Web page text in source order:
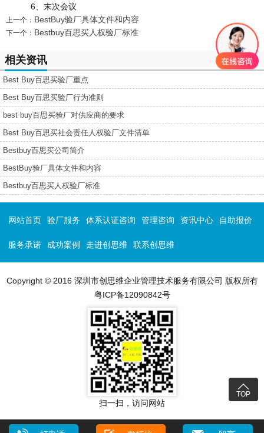
6、末次会议
上一个： BestBuy验厂具体文件和内容
下一个： Bestbuy百思买人权验厂标准
相关资讯
Best Buy百思买验厂重点
Best Buy百思买验厂行为准则
best buy百思买验厂对供应商的要求
Best Buy百思买社会责任人权验厂文件清单
Bestbuy百思买公司简介
BestBuy验厂具体文件和内容
Bestbuy百思买人权验厂标准

TOP
网站首页 验厂服务 体系认证咨询 管理咨询 资讯中心 自助报价
服务承诺 成功案例 走进创思维 联系创思维
Copyright © 2016 深圳市创思维企业管理技术服务有限公司 版权所有
粤ICP备12090842号
扫一扫，访问网站